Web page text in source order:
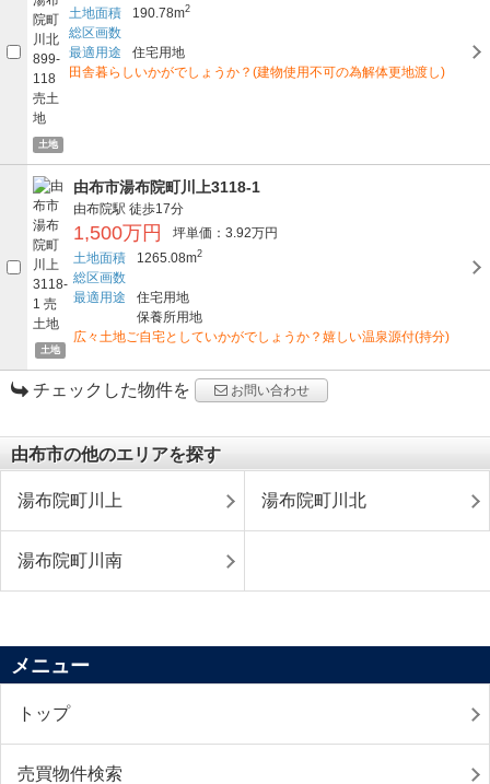
土地
土地面積
190.78m2
総区画数
最適用途
住宅用地
田舎暮らしいかがでしょうか？(建物使用不可の為解体更地渡し)
土地
由布市湯布院町川上3118-1
由布院駅 徒歩17分
1,500万円
坪単価：3.92万円
土地面積
1265.08m2
総区画数
最適用途
住宅用地
保養所用地
広々土地ご自宅としていかがでしょうか？嬉しい温泉源付(持分)
チェックした物件を お問い合わせ
由布市の他のエリアを探す
湯布院町川上 湯布院町川北
湯布院町川南
メニュー
トップ
売買物件検索